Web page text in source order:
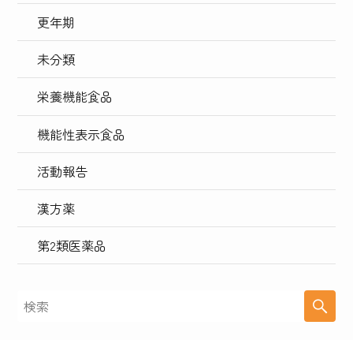
更年期
未分類
栄養機能食品
機能性表示食品
活動報告
漢方薬
第2類医薬品